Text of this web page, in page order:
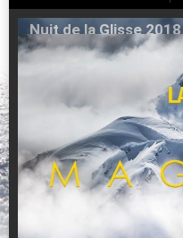
Nuit de la Glisse 2018